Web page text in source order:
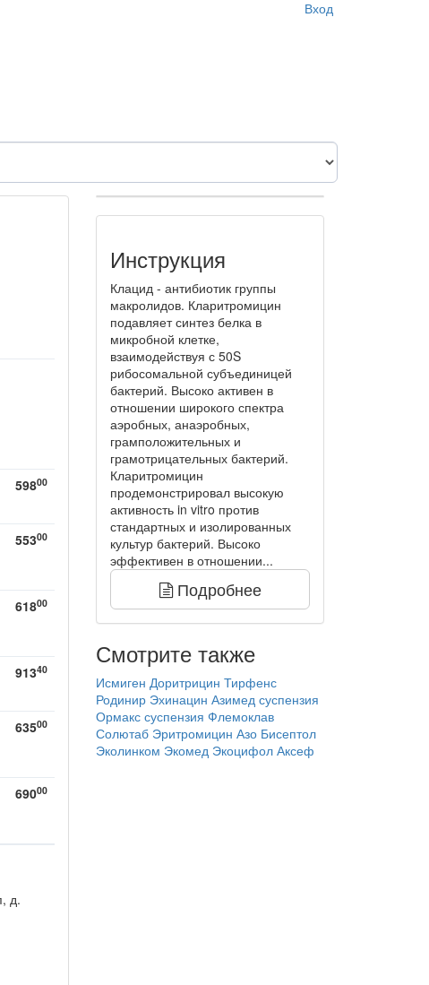
Вход
59800
55300
61800
91340
63500
69000
д.
Инструкция
Клацид - антибиотик группы
макролидов. Кларитромицин
подавляет синтез белка в
микробной клетке,
взаимодействуя с 50S
рибосомальной субъединицей
бактерий. Высоко активен в
отношении широкого спектра
аэробных, анаэробных,
грамположительных и
грамотрицательных бактерий.
Кларитромицин
продемонстрировал высокую
активность in vitro против
стандартных и изолированных
культур бактерий. Высоко
эффективен в отношении...
Подробнее
Смотрите также
Исмиген Доритрицин Тирфенс
Родинир Эхинацин Азимед суспензия
Ормакс суспензия Флемоклав
Солютаб Эритромицин Азо Бисептол
Эколинком Экомед Экоцифол Аксеф